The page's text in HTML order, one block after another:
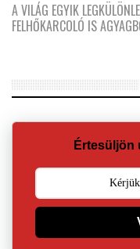
A VILÁG EGYIK
FELHŐKARCOLÓ IS
Értesüljön